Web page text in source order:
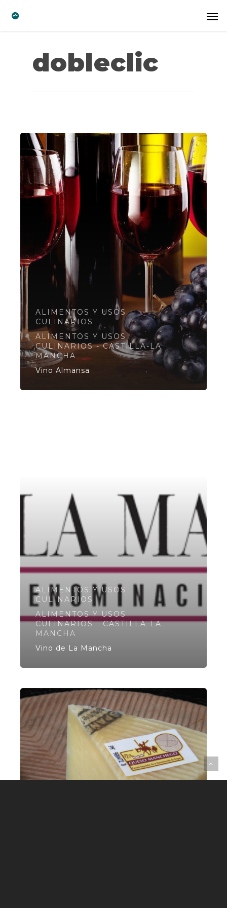
dobleclic
ALIMENTOS Y USOS
CULINARIOS
ALIMENTOS Y USOS
CULINARIOS - CASTILLA-LA
MANCHA
Vino Almansa
ALIMENTOS Y USOS
CULINARIOS
ALIMENTOS Y USOS
CULINARIOS - CASTILLA-LA
MANCHA
Vino de La Mancha